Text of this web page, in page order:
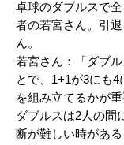
卓球のダブルスで
者の若宮さん。引
ん。
若宮さん：「ダブ
とで、1+1が3にも
を組み立てるかが重
ダブルスは2人の間
断が難しい時があ